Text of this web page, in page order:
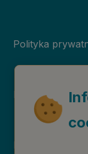
Polityka
Deklaracja
Prawa autorskie